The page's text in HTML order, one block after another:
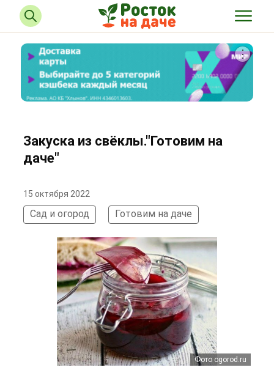
Закуска из свёклы."Готовим на
даче"
15 октября 2022
Сад и огород Готовим на даче
Фото ogorod.ru